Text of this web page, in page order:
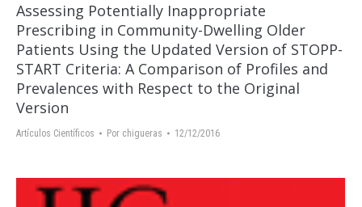
Assessing Potentially Inappropriate
Prescribing in Community-Dwelling Older
Patients Using the Updated Version of STOPP-
START Criteria: A Comparison of Profiles and
Prevalences with Respect to the Original
Version
Artículos Científicos Por chigueras 12/12/2016